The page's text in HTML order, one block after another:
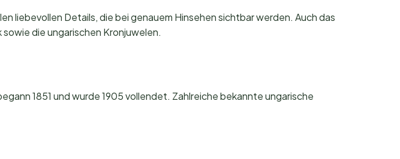
liebevollen Details, die bei genauem Hinsehen sichtbar werden. Auch das
die ungarischen Kronjuwelen.
1851 und wurde 1905 vollendet. Zahlreiche bekannte ungarische